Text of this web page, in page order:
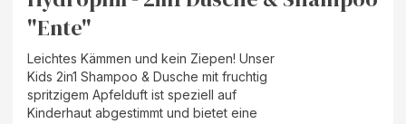
"Ente"
Leichtes Kämmen und kein Ziepen! Unser
Kids 2in1 Shampoo & Dusche mit fruchtig
spritzigem Apfelduft ist speziell auf
Kinderhaut abgestimmt und bietet eine